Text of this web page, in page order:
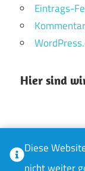
Eintrags-
Hier sind
Diese